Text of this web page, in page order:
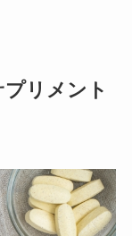
リメント